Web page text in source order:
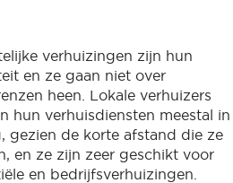
verhuizingen zijn hun
en ze gaan niet over
heen. Lokale verhuizers
hun verhuisdiensten meestal in
gezien de korte afstand die ze
en ze zijn zeer geschikt voor
en bedrijfsverhuizingen.